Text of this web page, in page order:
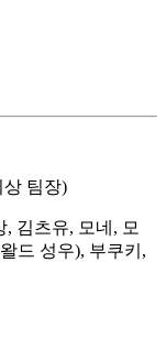
상 팀장)
김츠유, 모네, 모
드 성우), 부쿠키,